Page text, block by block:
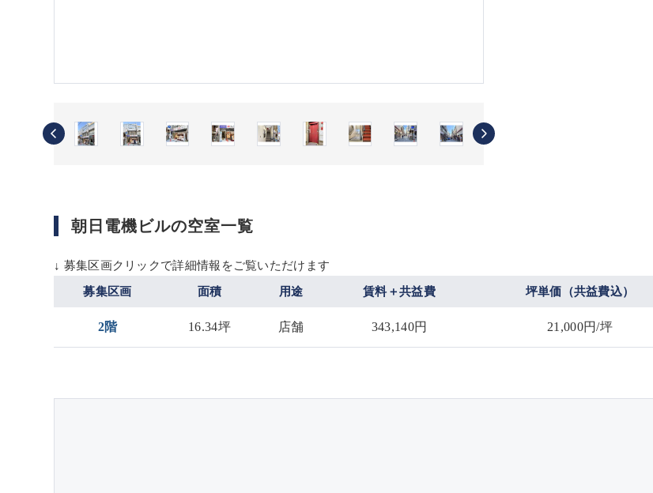
朝日電機ビルの空室一覧
↓ 募集区画クリックで詳細情報をご覧いただけます
募集区画 面積 用途 賃料＋共益費 坪単価（共益費込）
2階 16.34坪 店舗 343,140円 21,000円/坪